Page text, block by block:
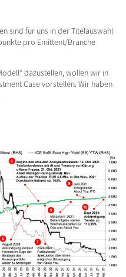
sind für uns in der Titelauswahl
pro Emittent/Branche
dazustellen, wollen wir in
Case vorstellen. Wir haben